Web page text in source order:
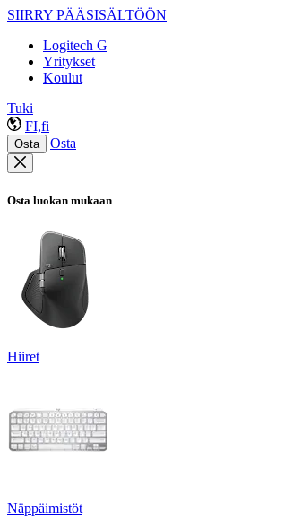
SIIRRY PÄÄSISÄLTÖÖN
Logitech G
Yritykset
Koulut
Tuki
FI,fi
Osta Osta
Osta luokan mukaan
Hiiret
Näppäimistöt